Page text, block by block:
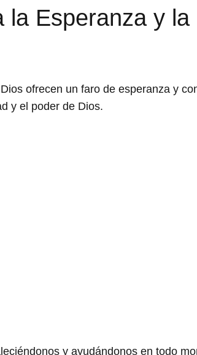
la Esperanza y la
ofrecen un faro de esperanza y
y el poder de Dios.
y ayudándonos en todo